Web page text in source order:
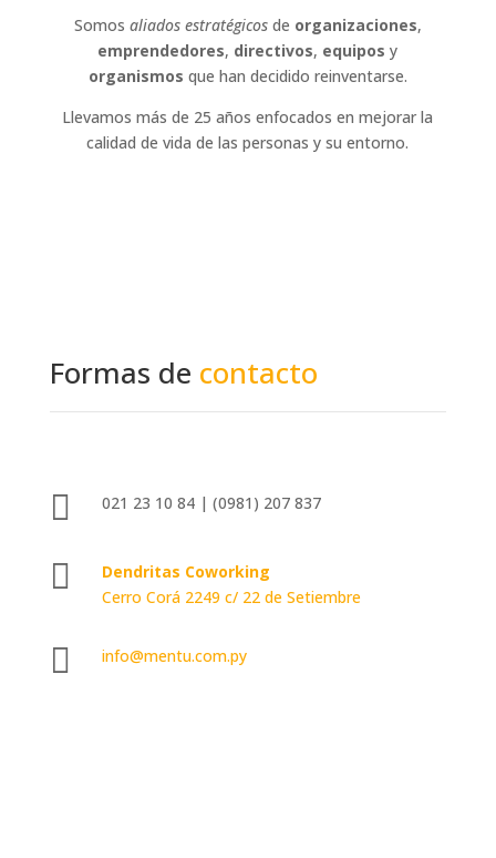
Somos aliados estratégicosde organizaciones,
emprendedores, directivos, equipos y
organismos que han decidido reinventarse.
Llevamos más de 25 años enfocados en mejorar la
calidad de vida de las personas y su entorno.
Formas de contacto
 021 23 10 84 | (0981) 207 837

Dendritas Coworking
Cerro Corá 2249 c/ 22 de Setiembre
 info@mentu.com.py